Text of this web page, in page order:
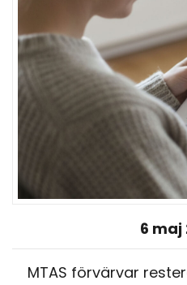
6 maj
MTAS förvärvar